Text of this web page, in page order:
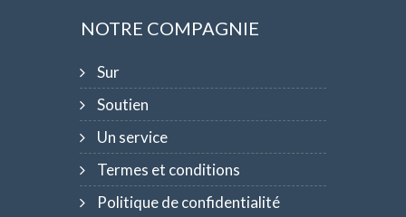
NOTRE COMPAGNIE
Sur
Soutien
Un service
Termes et conditions
Politique de confidentialité